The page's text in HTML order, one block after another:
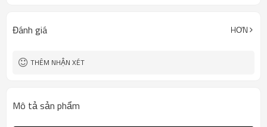
Đánh giá HƠN
THÊM NHẬN XÉT
Mô tả sản phẩm